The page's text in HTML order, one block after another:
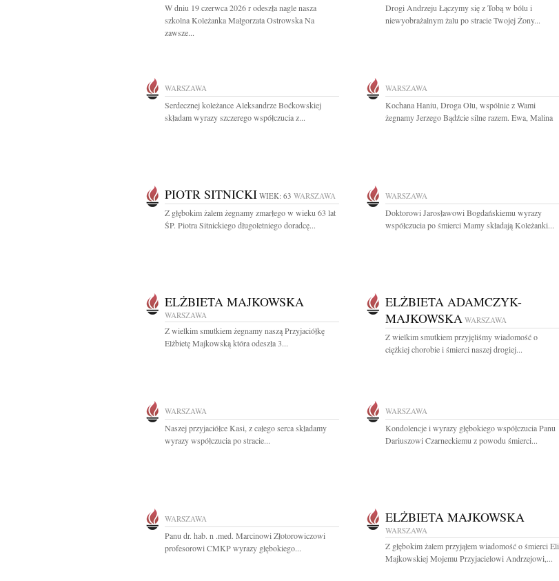
W dniu 19 czerwca 2026 r odeszła nagle nasza
szkolna Koleżanka Małgorzata Ostrowska Na
zawsze...
Drogi Andrzeju Łączymy się z Tobą w bólu i
niewyobrażalnym żalu po stracie Twojej Żony...
WARSZAWA
Serdecznej koleżance Aleksandrze Boćkowskiej
składam wyrazy szczerego współczucia z...
WARSZAWA
Kochana Haniu, Droga Olu, wspólnie z Wami
żegnamy Jerzego Bądźcie silne razem. Ewa, Malina
PIOTR SITNICKI WIEK: 63 WARSZAWA
Z głębokim żalem żegnamy zmarłego w wieku 63 lat
ŚP. Piotra Sitnickiego długoletniego doradcę...
WARSZAWA
Doktorowi Jarosławowi Bogdańskiemu wyrazy
współczucia po śmierci Mamy składają Koleżanki...
ELŻBIETA MAJKOWSKA
WARSZAWA
Z wielkim smutkiem żegnamy naszą Przyjaciółkę
Elżbietę Majkowską która odeszła 3...
ELŻBIETA ADAMCZYK-
MAJKOWSKA WARSZAWA
Z wielkim smutkiem przyjęliśmy wiadomość o
ciężkiej chorobie i śmierci naszej drogiej...
WARSZAWA
Naszej przyjaciółce Kasi, z całego serca składamy
wyrazy współczucia po stracie...
WARSZAWA
Kondolencje i wyrazy głębokiego współczucia Panu
Dariuszowi Czarneckiemu z powodu śmierci...
WARSZAWA
Panu dr. hab. n .med. Marcinowi Złotorowiczowi
profesorowi CMKP wyrazy głębokiego...
ELŻBIETA MAJKOWSKA
WARSZAWA
Z głębokim żalem przyjąłem wiadomość o śmierci Eli
Majkowskiej Mojemu Przyjacielowi Andrzejowi,...